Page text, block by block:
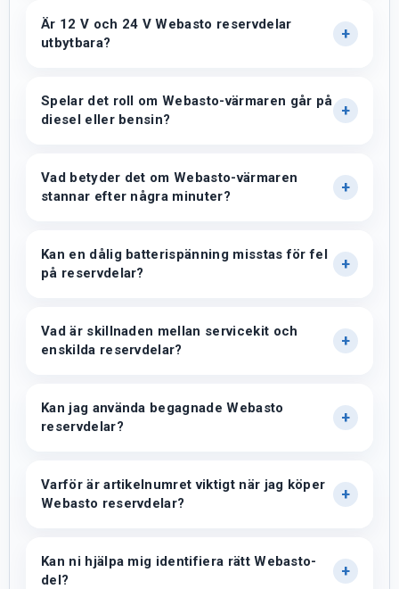
Är 12 V och 24 V Webasto reservdelar
utbytbara?
Spelar det roll om Webasto-värmaren går på
diesel eller bensin?
Vad betyder det om Webasto-värmaren
stannar efter några minuter?
Kan en dålig batterispänning misstas för fel
på reservdelar?
Vad är skillnaden mellan servicekit och
enskilda reservdelar?
Kan jag använda begagnade Webasto
reservdelar?
Varför är artikelnumret viktigt när jag köper
Webasto reservdelar?
Kan ni hjälpa mig identifiera rätt Webasto-
del?